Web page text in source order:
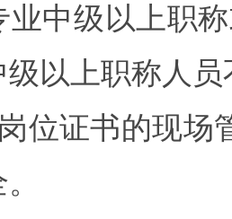
业中级以上职
以上职称人
岗位证书的现